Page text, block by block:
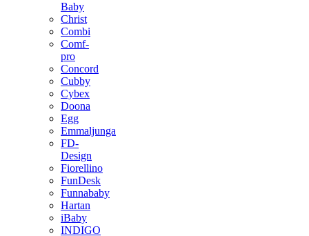
Baby
Christ
Combi
Comf-
pro
Concord
Cubby
Cybex
Doona
Egg
Emmaljunga
FD-
Design
Fiorellino
FunDesk
Funnababy
Hartan
iBaby
INDIGO